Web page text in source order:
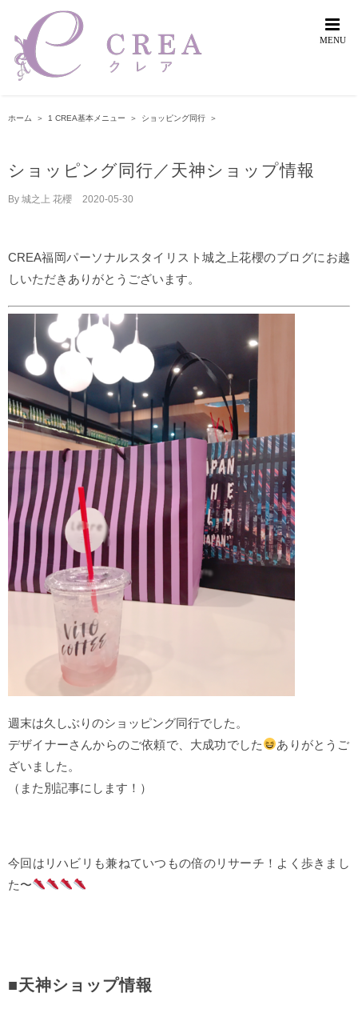
content
ホーム ＞ 1 CREA基本メニュー ＞ ショッピング同行 ＞
ショッピング同行／天神ショップ情報
By 城之上 花櫻 2020-05-30
CREA福岡パーソナルスタイリスト城之上花櫻のブログにお越
しいただきありがとうございます。
週末は久しぶりのショッピング同行でした。
デザイナーさんからのご依頼で、大成功でした
ありがとうご
ざいました。
（また別記事にします！）
今回はリハビリも兼ねていつもの倍のリサーチ！よく歩きまし
た〜
■天神ショップ情報